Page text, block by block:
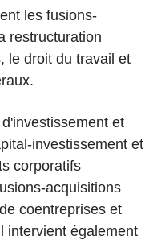
les fusions-
restructuration
le droit du travail et
et
investissement et
corporatifs
acquisitions
coentreprises et
intervient également